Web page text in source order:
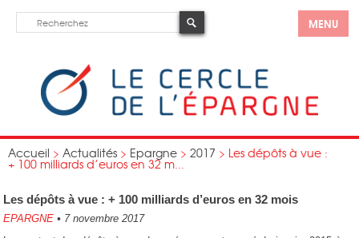
MENU
Accueil > Actualités > Epargne > 2017 > Les dépôts à vue :
+ 100 milliards d’euros en 32 m...
Les dépôts à vue : + 100 milliards d’euros en 32 mois
EPARGNE • 7 novembre 2017